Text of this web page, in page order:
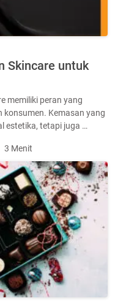
Skincare untuk
memiliki peran yang
Kemasan yang
estetika, tetapi juga …
3 Menit